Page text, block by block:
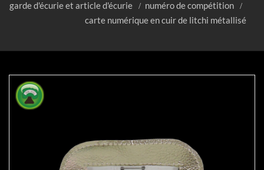
garde d'écurie et article d'écurie
numéro de compétition
carte numérique en cuir de litchi métallisé